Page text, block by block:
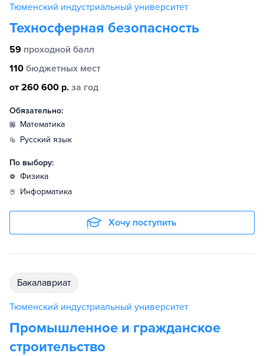
Тюменский индустриальный университет
Техносферная безопасность
59 проходной балл
110 бюджетных мест
от 260 600 р. за год
Обязательно:
математика
русский язык
По выбору:
физика
информатика
Хочу поступить
бакалавриат
Тюменский индустриальный университет
Промышленное и гражданское
строительство